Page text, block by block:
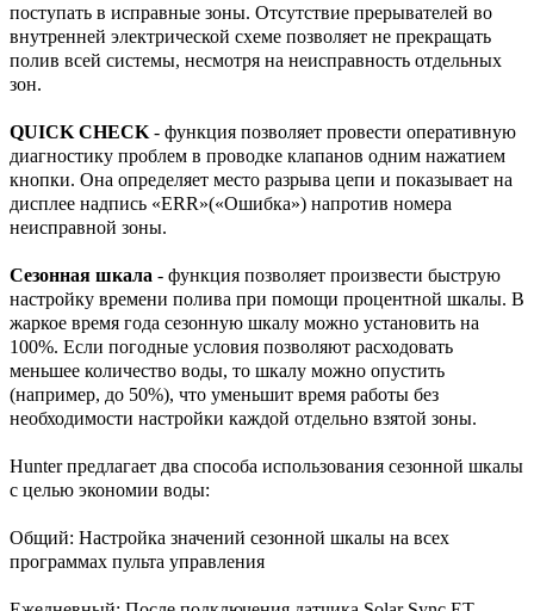
поступать в исправные зоны. Отсутствие прерывателей во
внутренней электрической схеме позволяет не прекращать
полив всей системы, несмотря на неисправность отдельных
зон.
QUICK CHECK - функция позволяет провести оперативную
диагностику проблем в проводке клапанов одним нажатием
кнопки. Она определяет место разрыва цепи и показывает на
дисплее надпись «ERR»(«Ошибка») напротив номера
неисправной зоны.
Сезонная шкала - функция позволяет произвести быструю
настройку времени полива при помощи процентной шкалы. В
жаркое время года сезонную шкалу можно установить на
100%. Если погодные условия позволяют расходовать
меньшее количество воды, то шкалу можно опустить
(например, до 50%), что уменьшит время работы без
необходимости настройки каждой отдельно взятой зоны.
Hunter предлагает два способа использования сезонной шкалы
с целью экономии воды:
Общий: Настройка значений сезонной шкалы на всех
программах пульта управления